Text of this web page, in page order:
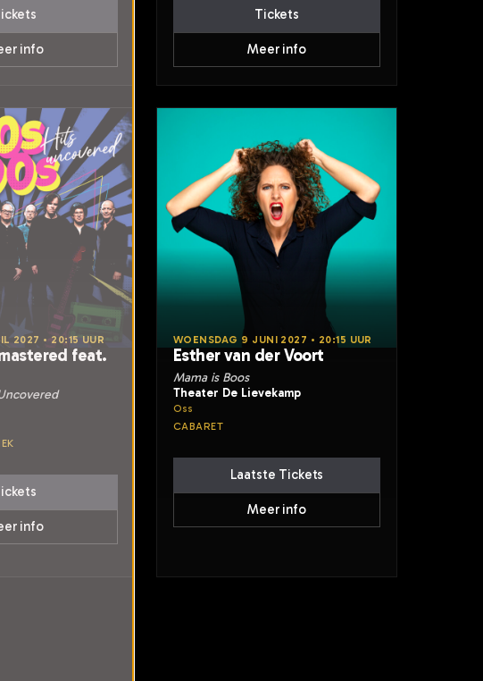
info
Tickets
Meer info
2027 • 20:15 UUR
feat.
info
WOENSDAG 9 JUNI 2027 • 20:15 UUR
Esther van der Voort
Mama is Boos
Theater De Lievekamp
Oss
CABARET
Laatste Tickets
Meer info